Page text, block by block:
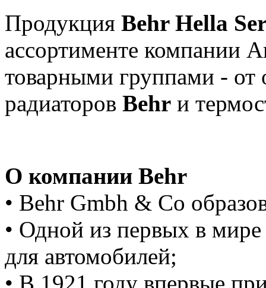
Продукция Behr Hella
ассортименте компании
товарными группами - от
радиаторов Behr и
О компании Behr
• Behr Gmbh & Co
• Одной из первых в
для автомобилей;
• В 1921 году впервые